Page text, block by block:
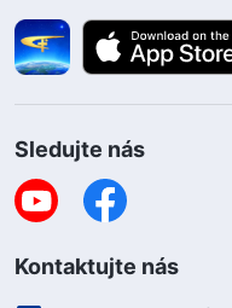
Sledujte nás
Kontaktujte nás